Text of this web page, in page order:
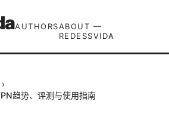
AUTHORSABOUT —
REDESSVIDA
›
趋势、评测与使用指南